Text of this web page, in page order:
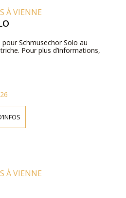
À VIENNE
Schmusechor Solo au
Pour plus d’informations,
À VIENNE